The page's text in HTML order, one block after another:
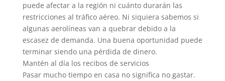
puede afectar a la región ni cuánto durarán las
restricciones al tráfico aéreo. Ni siquiera sabemos si
algunas aerolíneas van a quebrar debido a la
escasez de demanda. Una buena oportunidad puede
terminar siendo una pérdida de dinero.
Mantén al día los recibos de servicios
Pasar mucho tiempo en casa no significa no gastar.